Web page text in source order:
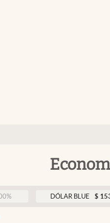
DÓLAR BLUE $ 1530 -